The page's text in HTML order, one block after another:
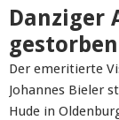
Danziger
gestorben
Der emeritierte
Johannes Bieler
Hude in